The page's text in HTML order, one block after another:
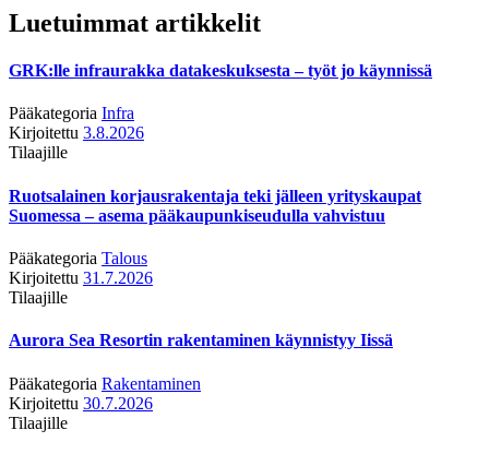
Luetuimmat artikkelit
GRK:lle infraurakka datakeskuksesta – työt jo käynnissä
Pääkategoria Infra
Kirjoitettu 3.8.2026
Tilaajille
Ruotsalainen korjausrakentaja teki jälleen yrityskaupat
Suomessa – asema pääkaupunkiseudulla vahvistuu
Pääkategoria Talous
Kirjoitettu 31.7.2026
Tilaajille
Aurora Sea Resortin rakentaminen käynnistyy Iissä
Pääkategoria Rakentaminen
Kirjoitettu 30.7.2026
Tilaajille